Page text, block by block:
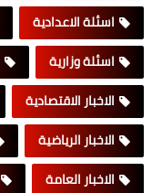
اسئلة الاعدادية
اسئلة وزارية
الاخبار الاقتصادية
الاخبار الرياضية
الاخبار العامة